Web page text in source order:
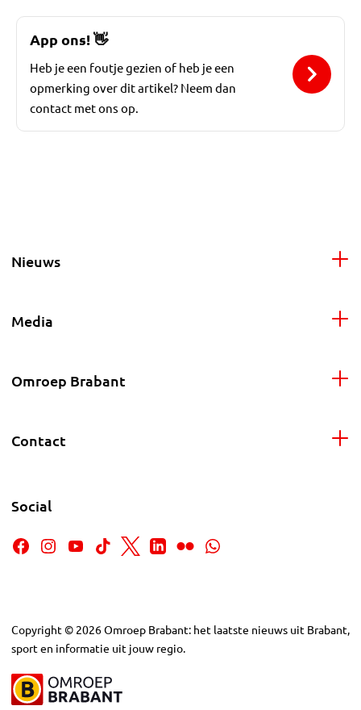
App ons!👋
Heb je een foutje gezien of heb je een
opmerking over dit artikel? Neem dan
contact met ons op.
Nieuws
Media
Omroep Brabant
Contact
Social
Copyright © 2026Omroep Brabant: het laatste nieuws uit Brabant,
sport en informatie uit jouw regio.